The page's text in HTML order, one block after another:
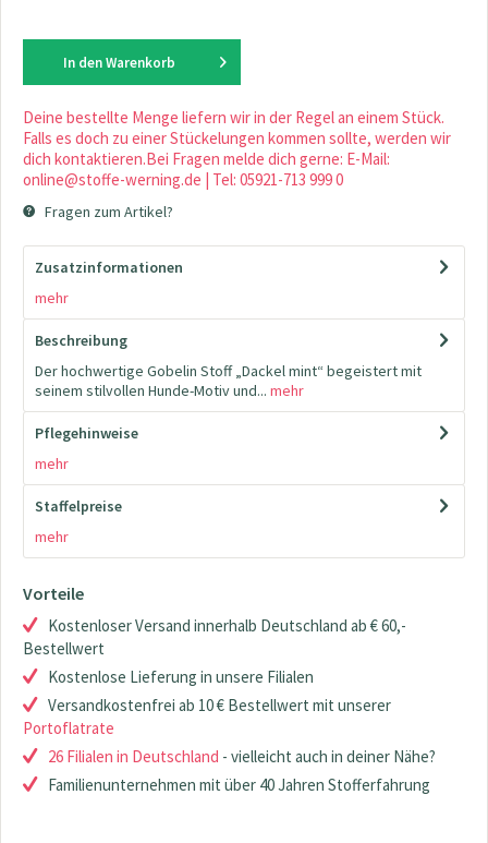
In den Warenkorb
Deine bestellte Menge liefern wir in der Regel an einem Stück.
Falls es doch zu einer Stückelungen kommen sollte, werden wir
dich kontaktieren.Bei Fragen melde dich gerne: E-Mail:
online@stoffe-werning.de | Tel: 05921-713 999 0
Fragen zum Artikel?
Zusatzinformationen
mehr
Beschreibung
Der hochwertige Gobelin Stoff „Dackel mint“ begeistert mit
seinem stilvollen Hunde-Motiv und... mehr
Pflegehinweise
mehr
Staffelpreise
mehr
Vorteile
Kostenloser Versand innerhalb Deutschland ab € 60,-
Bestellwert
Kostenlose Lieferung in unsere Filialen
Versandkostenfrei ab 10 € Bestellwert mit unserer
Portoflatrate
26 Filialen in Deutschland - vielleicht auch in deiner Nähe?
Familienunternehmen mit über 40 Jahren Stofferfahrung